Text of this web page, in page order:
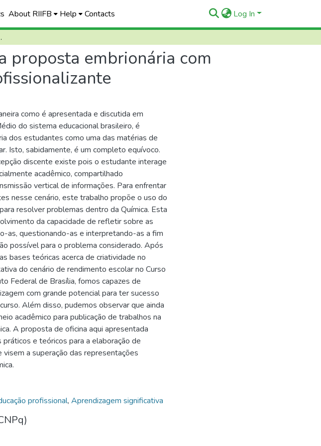
About RIIFB Help Contacts Log In
profissionalizante
proposta embrionária com
como é apresentada e discutida em
do sistema educacional brasileiro, é
dos estudantes como uma das matérias de
Isto, sabidamente, é um completo equívoco.
discente existe pois o estudante interage
acadêmico, compartilhado
vertical de informações. Para enfrentar
nesse cenário, este trabalho propõe o uso do
resolver problemas dentro da Química. Esta
da capacidade de refletir sobre as
as, questionando-as e interpretando-as a fim
possível para o problema considerado. Após
bases teóricas acerca de criatividade no
do cenário de rendimento escolar no Curso
Federal de Brasília, fomos capazes de
com grande potencial para ter sucesso
Além disso, pudemos observar que ainda
acadêmico para publicação de trabalhos na
A proposta de oficina aqui apresentada
e teóricos para a elaboração de
a superação das representações
profissional, Aprendizagem significativa